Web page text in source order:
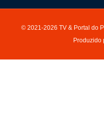
© 2021-2026 TV & Portal do
Produzido